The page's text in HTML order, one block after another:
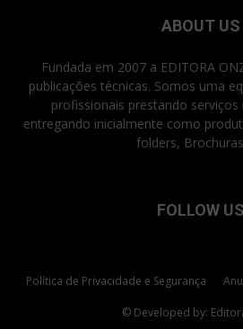
ABOUT US
Fundada em 2007 a EDITORA
publicações técnicas. Somos uma
profissionais prestando
entregando inicialmente como
folders,
FOLLOW US
Política de Privacidade e Segurança
© Developed by: